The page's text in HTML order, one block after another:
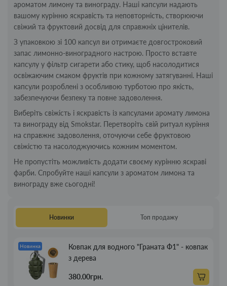
ароматом лимону та винограду. Наші капсули надають
вашому курінню яскравість та неповторність, створюючи
свіжий та фруктовий досвід для справжніх цінителів.
З упаковкою зі 100 капсул ви отримаєте довгостроковий
запас лимонно-виноградного настрою. Просто вставте
капсулу у фільтр сигарети або стику, щоб насолодитися
освіжаючим смаком фруктів при кожному затягуванні. Наші
капсули розроблені з особливою турботою про якість,
забезпечуючи безпеку та повне задоволення.
Виберіть свіжість і яскравість із капсулами аромату лимона
та винограду від Smokstar. Перетворіть свій ритуал куріння
на справжнє задоволення, оточуючи себе фруктовою
свіжістю та насолоджуючись кожним моментом.
Не пропустіть можливість додати своєму курінню яскраві
фарби. Спробуйте наші капсули з ароматом лимона та
винограду вже сьогодні!
Новинки Топ продажу
Новинка
Ковпак для водного "Граната Ф1" - ковпак
з дерева
380.00грн.